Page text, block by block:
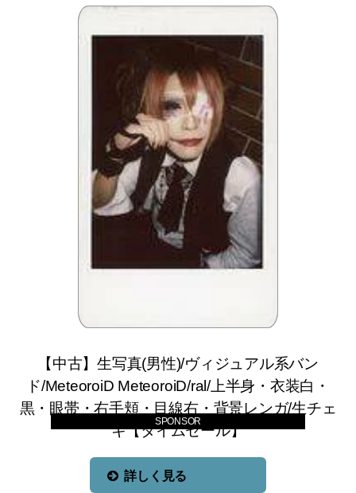
【中古】生写真(男性)/ヴィジュアル系バン
ド/MeteoroiD MeteoroiD/ral/上半身・衣装白・
黒・眼帯・右手頬・目線右・背景レンガ/生チェ
キ【タイムセール】
詳しく見る
SPONSOR